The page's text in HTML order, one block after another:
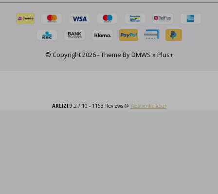
© Copyright2026- Theme ByDMWS xPlus+
ARLIZI9.2/ 10 - 1163 Reviews @ Webwinkelkeur